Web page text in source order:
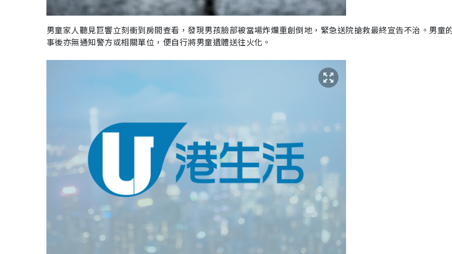
男童家人聽見巨響立刻衝到房間查看，發現男孩臉部被當場炸爛重創倒地，緊急送院搶救最終宣告不治。男童
事後亦無通知警方或相關單位，便自行將男童遺體送往火化。